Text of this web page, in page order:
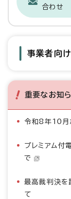
合わせ
事業者向
重要なお知
令和8年10月
プレミアム付
で
最高裁判決を
て